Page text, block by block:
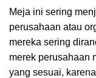
Meja ini sering
perusahaan atau
mereka sering
merek perusahaan
yang sesuai,